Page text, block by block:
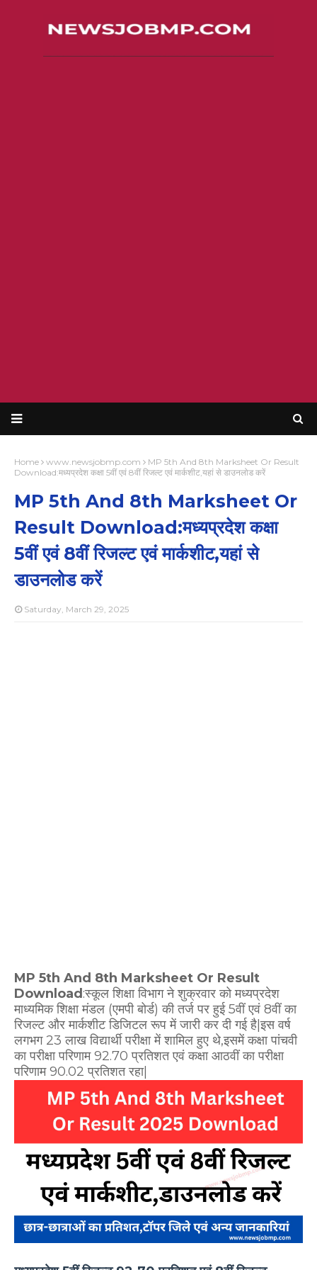
Home www.newsjobmp.com
MP 5th And 8th Marksheet Or Result
Download:मध्यप्रदेश कक्षा 5वीं एवं 8वीं रिजल्ट एवं मार्कशीट,यहां से डाउनलोड करें
MP 5th And 8th Marksheet Or
Result Download:मध्यप्रदेश कक्षा
5वीं एवं 8वीं रिजल्ट एवं मार्कशीट,यहां से
डाउनलोड करें
Saturday, March 29, 2025
MP 5th And 8th Marksheet Or Result
Download :स्कूल शिक्षा विभाग ने शुक्रवार को मध्यप्रदेश
माध्यमिक शिक्षा मंडल (एमपी बोर्ड) की तर्ज पर हुई 5वीं एवं 8वीं का
रिजल्ट और मार्कशीट डिजिटल रूप में जारी कर दी गई है|इस वर्ष
लगभग 23 लाख विद्यार्थी परीक्षा में शामिल हुए थे,इसमें कक्षा पांचवी
का परीक्षा परिणाम 92.70 प्रतिशत एवं कक्षा आठवीं का परीक्षा
परिणाम 90.02 प्रतिशत रहा|